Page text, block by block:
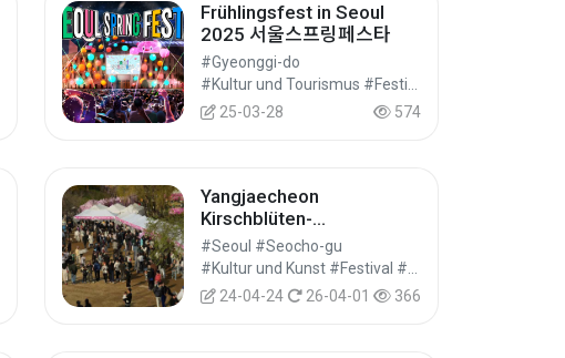
Frühlingsfest in Seoul
2025 서울스프링페스타
#Gyeonggi-do
25-03-28
574
Yangjaecheon
Kirschblüten-
Laternenfestival (양재천
벚꽃 등(燈) 축제)
#Seoul #Seocho-gu
24-04-24
26-04-01 366